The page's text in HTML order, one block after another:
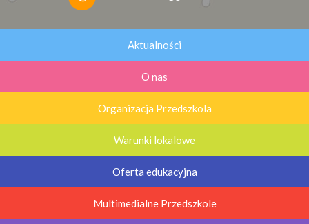
Aktualności
O nas
Organizacja Przedszkola
Warunki lokalowe
Oferta edukacyjna
Multimedialne Przedszkole